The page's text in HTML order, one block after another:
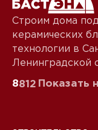
Строим дома
керамических
технологии в
Ленинградской
8812 Показать